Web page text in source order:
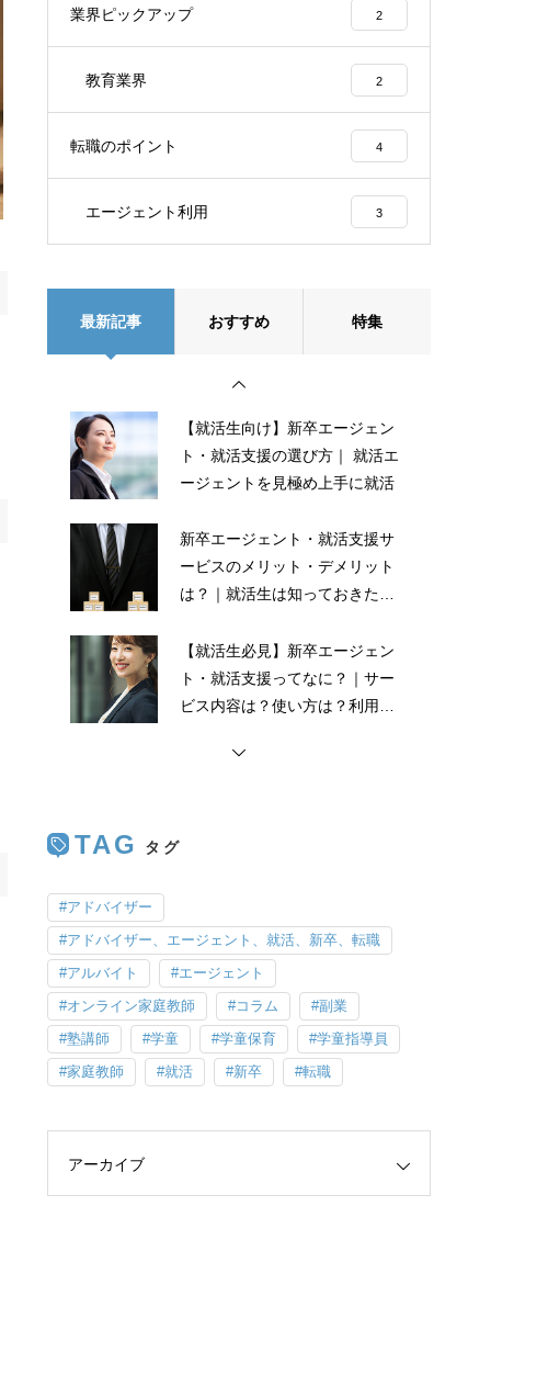
業界ピックアップ 2
教育業界 2
転職のポイント 4
エージェント利用 3
最新記事 おすすめ 特集
【就活生向け】新卒エージェン
ト・就活支援の選び方｜ 就活エ
ージェントを見極め上手に就活
新卒エージェント・就活支援サ
ービスのメリット・デメリット
は？｜就活生は知っておきたい
【就活生必見】新卒エージェン
ト・就活支援ってなに？｜サー
ビス内容は？使い方は？利用ま
TAG
アドバイザー
アドバイザー、エージェント、就活、新卒、転職
アルバイト エージェント
オンライン家庭教師 コラム 副業
塾講師 学童 学童保育 学童指導員
家庭教師 就活 新卒 転職
アーカイブ